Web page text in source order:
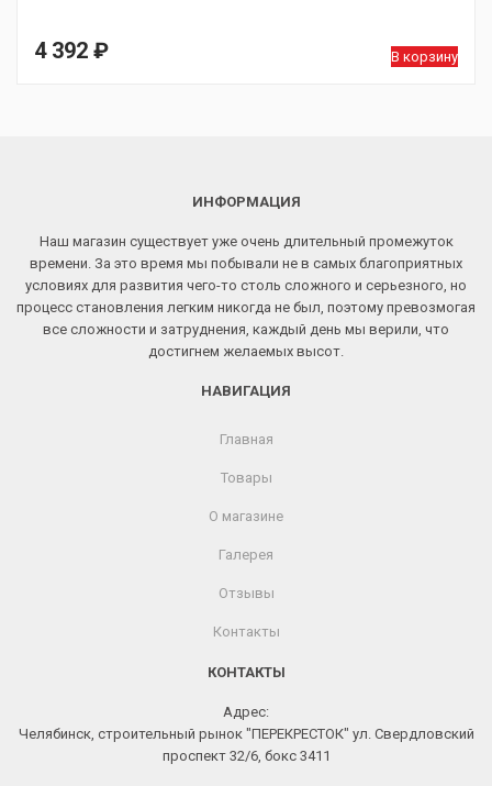
4 392 ₽ В корзину
ИНФОРМАЦИЯ
Наш магазин существует уже очень длительный промежуток
времени. За это время мы побывали не в самых благоприятных
условиях для развития чего-то столь сложного и серьезного, но
процесс становления легким никогда не был, поэтому превозмогая
все сложности и затруднения, каждый день мы верили, что
достигнем желаемых высот.
НАВИГАЦИЯ
Главная
Товары
О магазине
Галерея
Отзывы
Контакты
КОНТАКТЫ
Адрес:
Челябинск, строительный рынок "ПЕРЕКРЕСТОК" ул. Свердловский
проспект 32/6, бокс 3411